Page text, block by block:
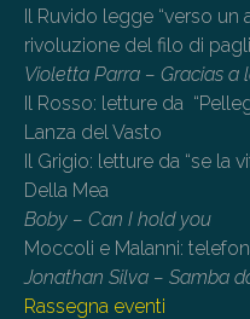
Il Ruvido legge “verso un
rivoluzione del filo di
Violetta Parra – Gracias a
Il Rosso: letture da
Lanza del Vasto
Il Grigio: letture da “se la
Della Mea
Boby – Can I hold you
Moccoli e Malanni:
Jonathan Silva – Samba
Rassegna eventi